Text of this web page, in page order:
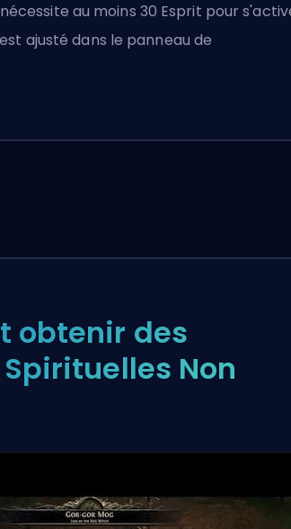
au moins 30 Esprit pour
ajusté dans le panneau de
obtenir des
Non